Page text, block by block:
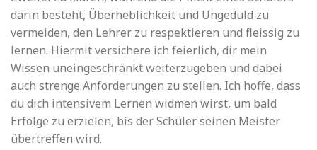
darin besteht, Überheblichkeit und Ungeduld zu
vermeiden, den Lehrer zu respektieren und fleissig zu
lernen. Hiermit versichere ich feierlich, dir mein
Wissen uneingeschränkt weiterzugeben und dabei
auch strenge Anforderungen zu stellen. Ich hoffe, dass
du dich intensivem Lernen widmen wirst, um bald
Erfolge zu erzielen, bis der Schüler seinen Meister
übertreffen wird.